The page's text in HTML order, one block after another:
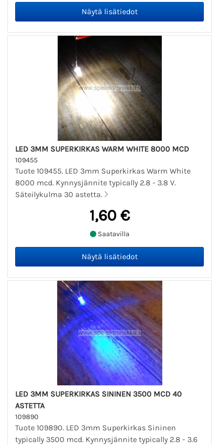
LED 3MM SUPERKIRKAS WARM WHITE 8000 MCD
109455
Tuote 109455. LED 3mm Superkirkas Warm White
8000 mcd. Kynnysjännite typically 2.8 - 3.8 V.
Säteilykulma 30 astetta.
1,60 €
Saatavilla
LED 3MM SUPERKIRKAS SININEN 3500 MCD 40
ASTETTA
109890
Tuote 109890. LED 3mm Superkirkas Sininen
typically 3500 mcd. Kynnysjännite typically 2.8 - 3.6